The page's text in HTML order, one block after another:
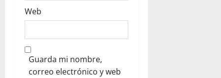
Web
Guarda mi nombre,
correo electrónico y web